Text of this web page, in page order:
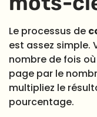
Le processus de
est assez simple.
nombre de fois
page par le
multipliez le
pourcentage.